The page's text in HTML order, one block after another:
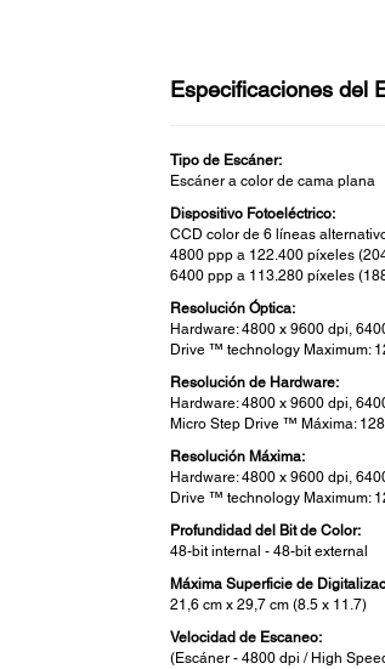
Especificaciones del
Tipo de Escáner:
Escáner a color de cama plana
Dispositivo Fotoeléctrico:
CCD color de 6 líneas
4800 ppp a 122.400 píxeles
6400 ppp a 113.280 píxeles
Resolución Óptica:
Hardware: 4800 x 9600 dpi,
Drive ™ technology Maximum:
Resolución de Hardware:
Hardware: 4800 x 9600 dpi,
Micro Step Drive ™ Máxima:
Resolución Máxima:
Hardware: 4800 x 9600 dpi,
Drive ™ technology Maximum:
Profundidad del Bit de Color:
48-bit internal - 48-bit external
Máxima Superficie de
21,6 cm x 29,7 cm (8.5 x 11.7)
Velocidad de Escaneo:
(Escáner - 4800 dpi / High